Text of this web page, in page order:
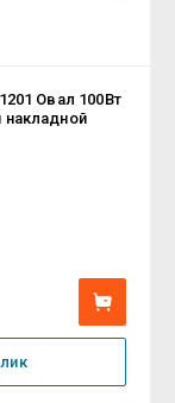
Овал 100Вт